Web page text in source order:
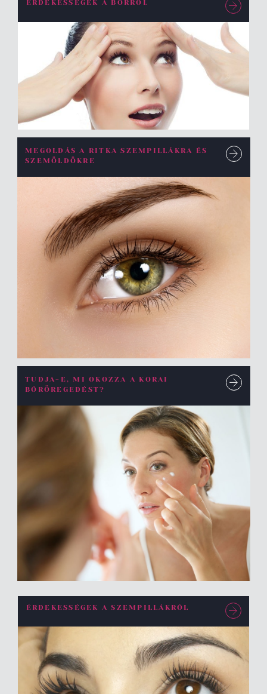
ÉRDEKESSÉGEK A BŐRRŐL
MEGOLDÁS A RITKA SZEMPILLÁKRA ÉS
SZEMÖLDÖKRE
TUDJA-E, MI OKOZZA A KORAI
BŐRÖREGEDÉST?
ÉRDEKESSÉGEK A SZEMPILLÁKRÓL